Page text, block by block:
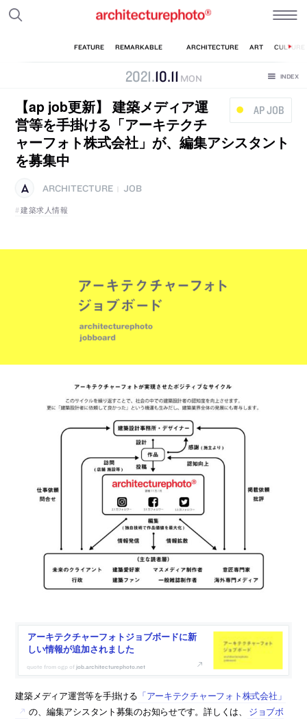
2021.10.11 MON
AP JOB
【ap job更新】 建築メディア運
営等を手掛ける「アーキテクチ
ャーフォト株式会社」が、編集アシスタント
を募集中
ARCHITECTURE
JOB
建築求人情報
アーキテクチャーフォトジョブボードに新
しい情報が追加されました
job.architecturephoto.net
建築メディア運営等を手掛ける 「アーキテクチャーフォト株式会社」
の、編集アシスタント募集のお知らせです。詳しくは、
ジョブボ